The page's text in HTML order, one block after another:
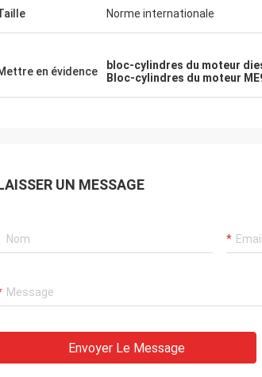
Norme internationale
en évidence bloc-cylindres du moteur
Bloc-cylindres du moteur
UN MESSAGE
Envoyer Le Message